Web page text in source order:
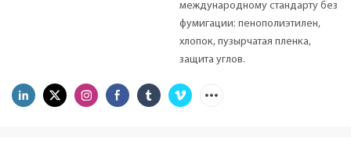
международному стандарту без
фумигации: пенополиэтилен,
хлопок, пузырчатая пленка,
защита углов.